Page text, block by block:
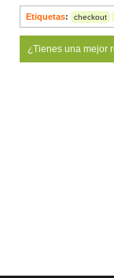
Etiquetas: checkout
¿Tienes una mejor